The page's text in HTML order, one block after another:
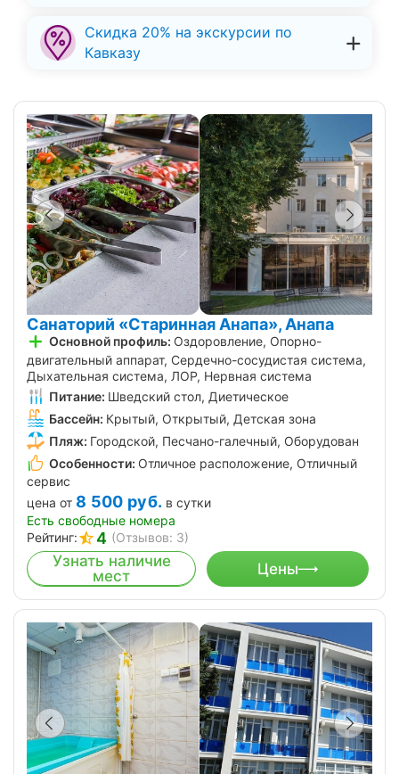
Скидка 20% на экскурсии по
Кавказу
Санаторий «Старинная Анапа», Анапа
Основной профиль: Оздоровление, Опорно-
двигательный аппарат, Сердечно-сосудистая система,
Дыхательная система, ЛОР, Нервная система
Питание: Шведский стол, Диетическое
Бассейн: Крытый, Открытый, Детская зона
Пляж: Городской, Песчано-галечный, Оборудован
Особенности: Отличное расположение, Отличный
сервис
цена от 8 500 руб. в сутки
Есть свободные номера
Рейтинг:
4 (Отзывов: 3)
Узнать наличие
мест
Цены